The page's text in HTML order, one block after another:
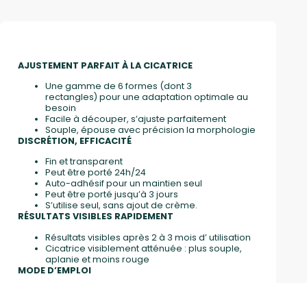
AJUSTEMENT PARFAIT À LA CICATRICE
Une gamme de 6 formes (dont 3
rectangles) pour une adaptation optimale au
besoin
Facile à découper, s’ajuste parfaitement
Souple, épouse avec précision la morphologie
DISCRÉTION, EFFICACITÉ
Fin et transparent
Peut être porté 24h/24
Auto-adhésif pour un maintien seul
Peut être porté jusqu’à 3 jours
S’utilise seul, sans ajout de crème.
RÉSULTATS VISIBLES RAPIDEMENT
Résultats visibles après 2 à 3 mois d’ utilisation
Cicatrice visiblement atténuée : plus souple,
aplanie et moins rouge
MODE D’EMPLOI